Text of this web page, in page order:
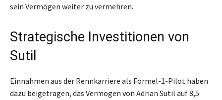
sein Vermögen weiter zu vermehren.
Strategische Investitionen von
Sutil
Einnahmen aus der Rennkarriere als Formel-1-Pilot haben
dazu beigetragen, das Vermögen von Adrian Sutil auf 8,5